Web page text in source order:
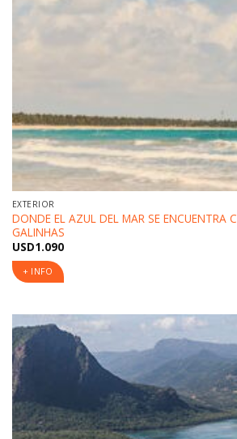
EXTERIOR
DONDE EL AZUL DEL MAR SE ENCUENTRA
GALINHAS
USD1.090
+ INFO